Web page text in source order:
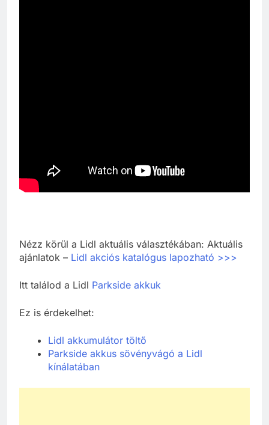
Nézz körül a Lidl aktuális választékában: Aktuális
ajánlatok – Lidl akciós katalógus lapozható >>>
Itt találod a Lidl Parkside akkuk
Ez is érdekelhet:
Lidl akkumulátor töltő
Parkside akkus sövényvágó a Lidl
kínálatában